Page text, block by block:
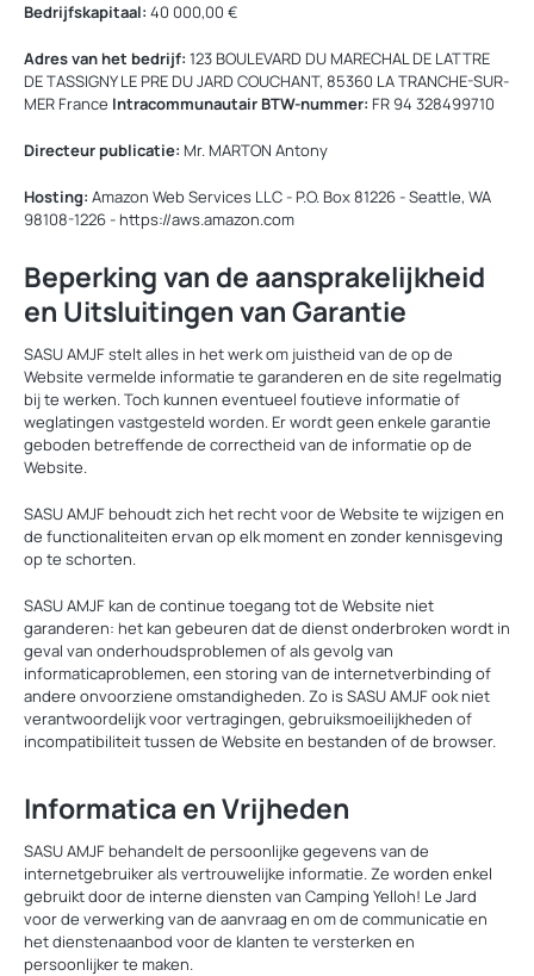
Bedrijfskapitaal: 40 000,00 €
Adres van het bedrijf: 123 BOULEVARD DU MARECHAL DE LATTRE
DE TASSIGNY LE PRE DU JARD COUCHANT, 85360 LA TRANCHE-SUR-
MER France Intracommunautair BTW-nummer: FR 94 328499710
Directeur publicatie: Mr. MARTON Antony
Hosting: Amazon Web Services LLC - P.O. Box 81226 - Seattle, WA
98108-1226 - https://aws.amazon.com
Beperking van de aansprakelijkheid
en Uitsluitingen van Garantie
SASU AMJF stelt alles in het werk om juistheid van de op de
Website vermelde informatie te garanderen en de site regelmatig
bij te werken. Toch kunnen eventueel foutieve informatie of
weglatingen vastgesteld worden. Er wordt geen enkele garantie
geboden betreffende de correctheid van de informatie op de
Website.
SASU AMJF behoudt zich het recht voor de Website te wijzigen en
de functionaliteiten ervan op elk moment en zonder kennisgeving
op te schorten.
SASU AMJF kan de continue toegang tot de Website niet
garanderen: het kan gebeuren dat de dienst onderbroken wordt in
geval van onderhoudsproblemen of als gevolg van
informaticaproblemen, een storing van de internetverbinding of
andere onvoorziene omstandigheden. Zo is SASU AMJF ook niet
verantwoordelijk voor vertragingen, gebruiksmoeilijkheden of
incompatibiliteit tussen de Website en bestanden of de browser.
Informatica en Vrijheden
SASU AMJF behandelt de persoonlijke gegevens van de
internetgebruiker als vertrouwelijke informatie. Ze worden enkel
gebruikt door de interne diensten van Camping Yelloh! Le Jard
voor de verwerking van de aanvraag en om de communicatie en
het dienstenaanbod voor de klanten te versterken en
persoonlijker te maken.